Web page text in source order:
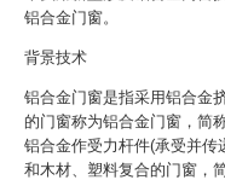
铝合金门窗。
背景技术
铝合金门窗是指采用铝合金
的门窗称为铝合金门窗，简
铝合金作受力杆件(承受并传
和木材、塑料复合的门窗，